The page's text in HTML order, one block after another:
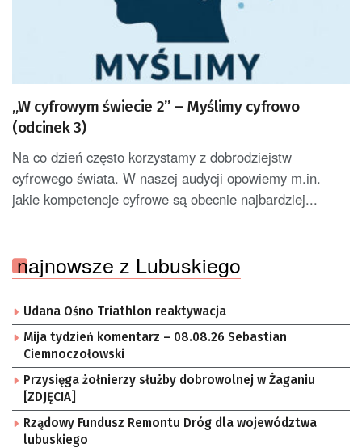
„W cyfrowym świecie 2” – Myślimy cyfrowo
(odcinek 3)
Na co dzień często korzystamy z dobrodziejstw
cyfrowego świata. W naszej audycji opowiemy m.in.
jakie kompetencje cyfrowe są obecnie najbardziej...
najnowsze z Lubuskiego
Udana Ośno Triathlon reaktywacja
Mija tydzień komentarz – 08.08.26 Sebastian
Ciemnoczołowski
Przysięga żołnierzy służby dobrowolnej w Żaganiu
[ZDJĘCIA]
Rządowy Fundusz Remontu Dróg dla województwa
lubuskiego